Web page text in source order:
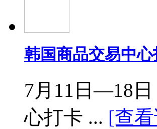
韩国商品交易中
7月11日—18日
心打卡 ... [查